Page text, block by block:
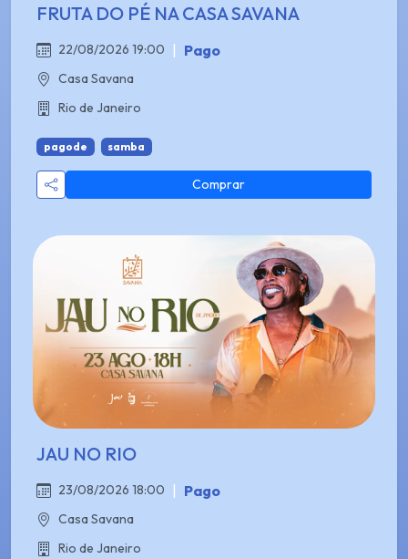
FRUTA DO PÉ NA CASA SAVANA
22/08/2026 19:00 | Pago
Casa Savana
Rio de Janeiro
pagode samba
Comprar
JAU NO RIO
23/08/2026 18:00 | Pago
Casa Savana
Rio de Janeiro